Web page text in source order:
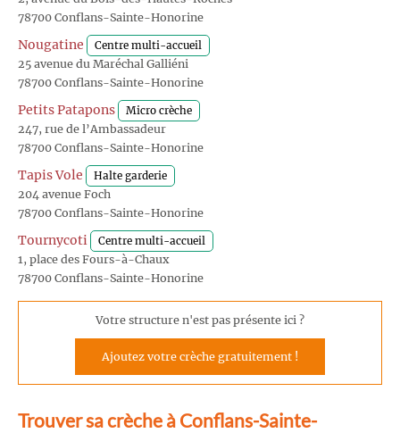
78700 Conflans-Sainte-Honorine
Nougatine Centre multi-accueil
25 avenue du Maréchal Galliéni
78700 Conflans-Sainte-Honorine
Petits Patapons Micro crèche
247, rue de l’Ambassadeur
78700 Conflans-Sainte-Honorine
Tapis Vole Halte garderie
204 avenue Foch
78700 Conflans-Sainte-Honorine
Tournycoti Centre multi-accueil
1, place des Fours-à-Chaux
78700 Conflans-Sainte-Honorine
Votre structure n'est pas présente ici ?
Ajoutez votre crèche gratuitement !
Trouver sa crèche à Conflans-Sainte-